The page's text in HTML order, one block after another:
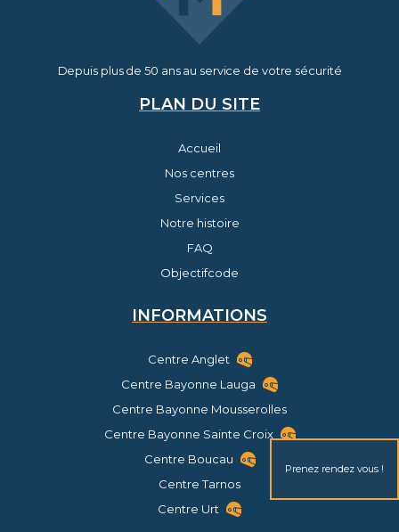
Prenez rendez vous !
Depuis plus de 50 ans au service de votre sécurité
PLAN DU SITE
Accueil
Nos centres
Services
Notre histoire
FAQ
Objectifcode
INFORMATIONS
Centre Anglet
Centre Bayonne Lauga
Centre Bayonne Mousserolles
Centre Bayonne Sainte Croix
Centre Boucau
Centre Tarnos
Centre Urt